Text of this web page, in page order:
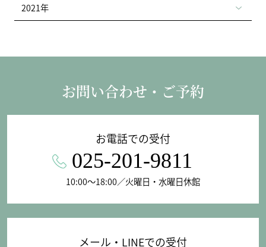
2021年
お問い合わせ・ご予約
お電話での受付
025-201-9811
10:00〜18:00／火曜日・水曜日休館
メール・LINEでの受付